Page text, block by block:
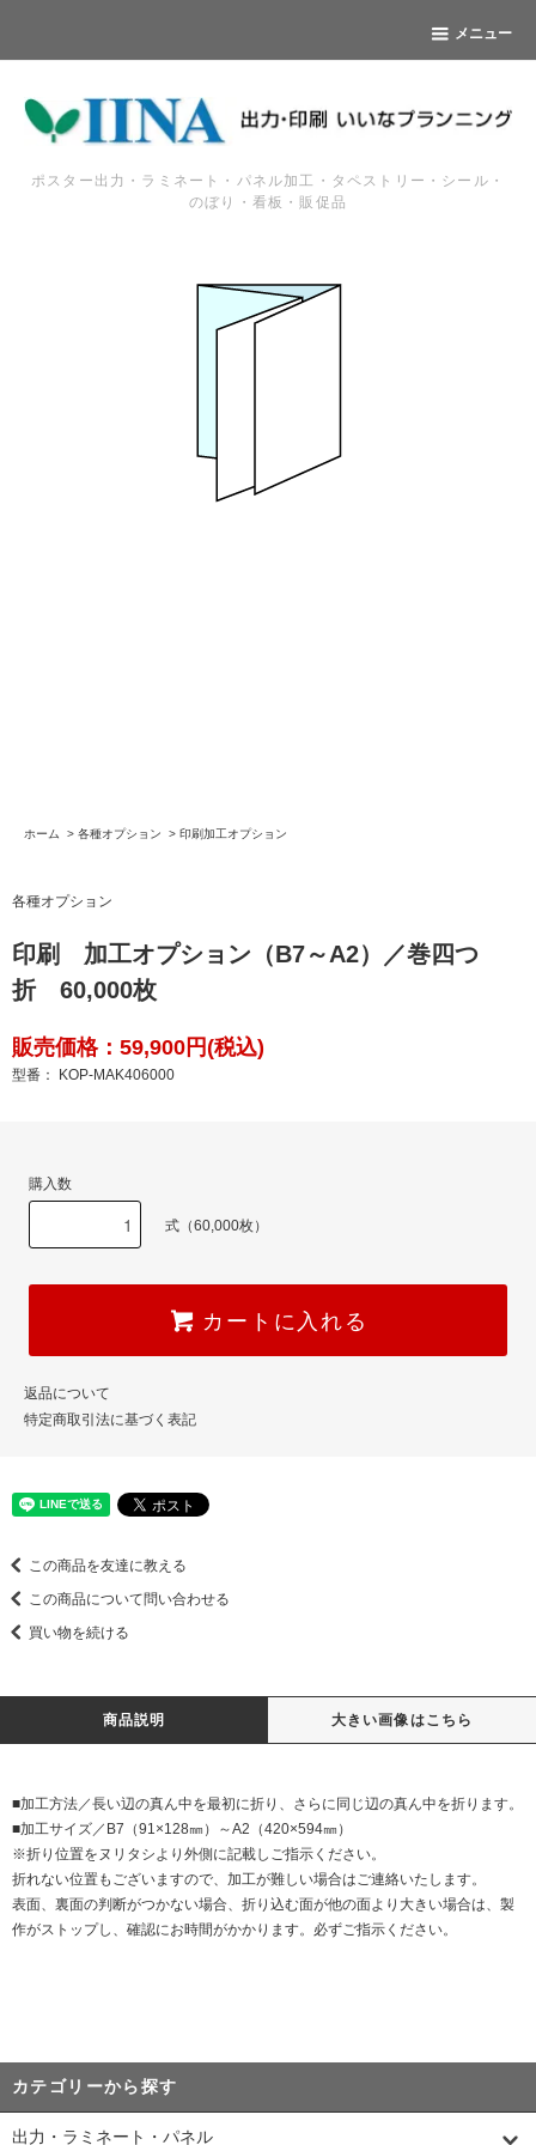
メニュー
ポスター出力・ラミネート・パネル加工・タペストリー・シール・
のぼり・看板・販促品
ホーム > 各種オプション > 印刷加工オプション
各種オプション
印刷 加工オプション（B7～A2）／巻四つ
折 60,000枚
販売価格：59,900円(税込)
型番： KOP-MAK406000
購入数
式（60,000枚）
カートに入れる
返品について
特定商取引法に基づく表記
この商品を友達に教える
この商品について問い合わせる
買い物を続ける
商品説明 大きい画像はこちら
■加工方法／長い辺の真ん中を最初に折り、さらに同じ辺の真ん中を折ります。
■加工サイズ／B7（91×128㎜）～A2（420×594㎜）
※折り位置をヌリタシより外側に記載しご指示ください。
折れない位置もございますので、加工が難しい場合はご連絡いたします。
表面、裏面の判断がつかない場合、折り込む面が他の面より大きい場合は、製
作がストップし、確認にお時間がかかります。必ずご指示ください。
カテゴリーから探す
出力・ラミネート・パネル